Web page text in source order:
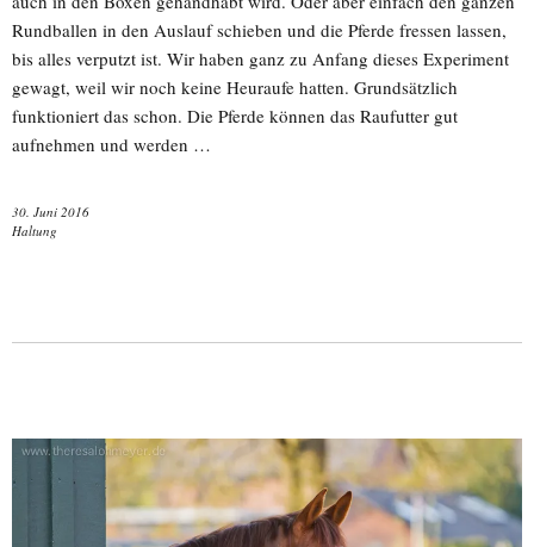
Rundballen in den Auslauf schieben und die Pferde fressen lassen,
bis alles verputzt ist. Wir haben ganz zu Anfang dieses Experiment
gewagt, weil wir noch keine Heuraufe hatten. Grundsätzlich
funktioniert das schon. Die Pferde können das Raufutter gut
aufnehmen und werden …
30. Juni 2016
Haltung